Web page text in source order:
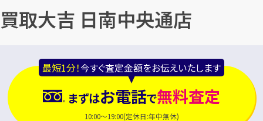
買取大吉 日南中央通店
最短1分！今すぐ査定金額をお伝えいたします
まずはお電話で無料査定
10:00～19:00(定休日:年中無休)